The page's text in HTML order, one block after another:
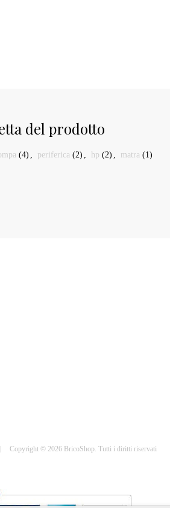
del prodotto
(4) , periferica (2) , hp (2) , matra (1)
Copyright © 2026 BricoShop. Tutti i diritti riservati